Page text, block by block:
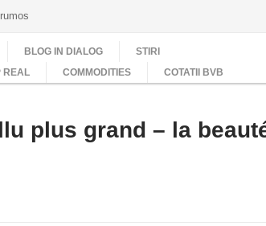
BLOG IN DIALOG
STIRI
REAL
COMMODITIES COTATII BVB
plus grand – la